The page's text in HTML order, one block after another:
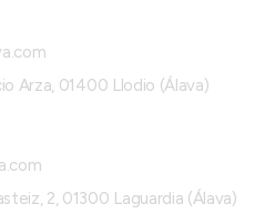
Arza, 01400 Llodio (Álava)
2, 01300 Laguardia (Álava)